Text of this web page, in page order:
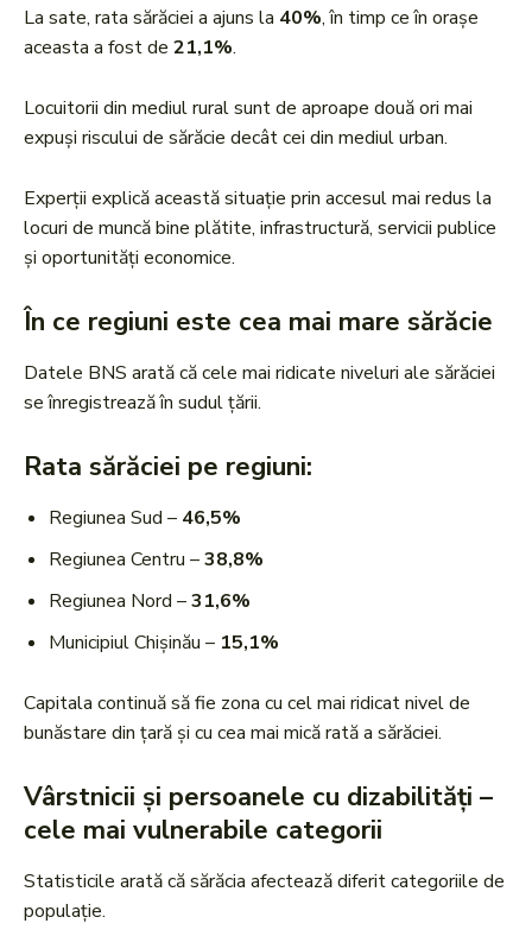
La sate, rata sărăciei a ajuns la 40%, în timp ce în orașe
aceasta a fost de 21,1%.
Locuitorii din mediul rural sunt de aproape două ori mai
expuși riscului de sărăcie decât cei din mediul urban.
Experții explică această situație prin accesul mai redus la
locuri de muncă bine plătite, infrastructură, servicii publice
și oportunități economice.
În ce regiuni este cea mai mare sărăcie
Datele BNS arată că cele mai ridicate niveluri ale sărăciei
se înregistrează în sudul țării.
Rata sărăciei pe regiuni:
Regiunea Sud – 46,5%
Regiunea Centru –38,8%
Regiunea Nord –31,6%
Municipiul Chișinău – 15,1%
Capitala continuă să fie zona cu cel mai ridicat nivel de
bunăstare din țară și cu cea mai mică rată a sărăciei.
Vârstnicii și persoanele cu dizabilități –
cele mai vulnerabile categorii
Statisticile arată că sărăcia afectează diferit categoriile de
populație.